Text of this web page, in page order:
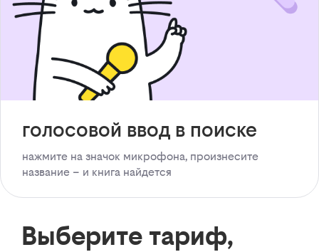
голосовой ввод в поиске
нажмите на значок микрофона, произнесите
название – и книга найдется
Выберите тариф,